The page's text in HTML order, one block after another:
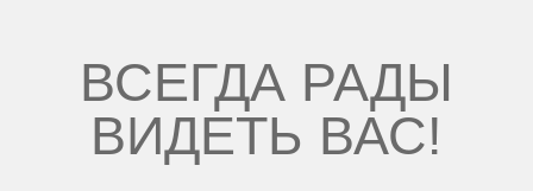
ВСЕГДА РАДЫ
ВИДЕТЬ ВАС!